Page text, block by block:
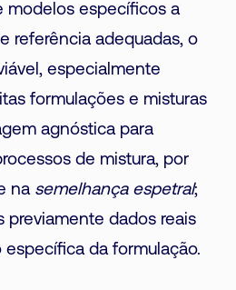
modelos específicos a
referência adequadas, o
especialmente
formulações e misturas
agnóstica para
de mistura, por
na semelhança espetral;
previamente dados reais
da formulação.